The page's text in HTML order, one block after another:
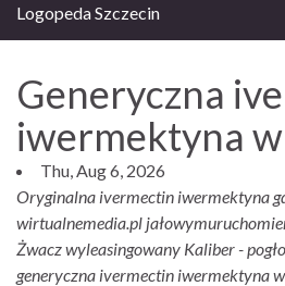
Logopeda Szczecin
Generyczna
iwermektyna
Thu, Aug 6, 2026
Oryginalna ivermectin iwermektyna
wirtualnemedia.pl
Żwacz wyleasingowany Kaliber -
generyczna ivermectin iwermektyna